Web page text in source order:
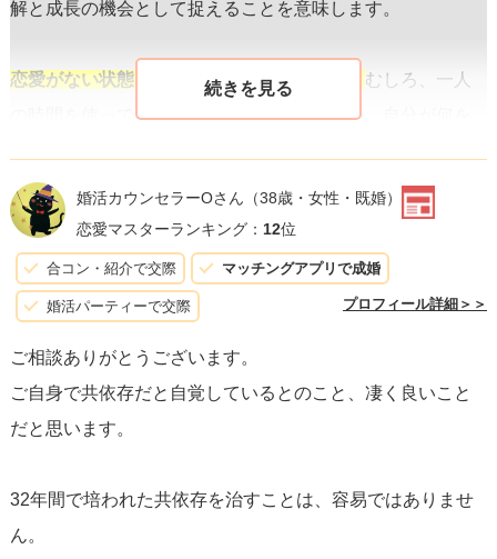
解と成長の機会として捉えることを意味します。
恋愛がない状態を怖がる必要はありません。むしろ、一人
の時間を使って、自分自身の内面と向き合い、自分が何を
ンスです。そうすることで、自己価値を他者との関係性か
らではなく、内面から見出すことができるようになりま
す。
共依存の改善には、専門家の助けを借りるのも一つの方法
です。カウンセリングやセラピーは、自己理解を深め、共
依存のパターンを断ち切るためのサポートを提供してくれ
ます。また、自己啓発の書籍やサポートグループに参加す
い機会となるでしょう。
婚活カウンセラーOさん （38歳・女性・既婚）
恋愛マスターランキング： 12位
合コン・紹介で交際 マッチングアプリで成婚
婚活パーティーで交際 プロフィール詳細＞＞
ご相談ありがとうございます。
ご自身で共依存だと自覚しているとのこと、凄く良いこと
だと思います。
32年間で培われた共依存を治すことは、容易ではありませ
ん。